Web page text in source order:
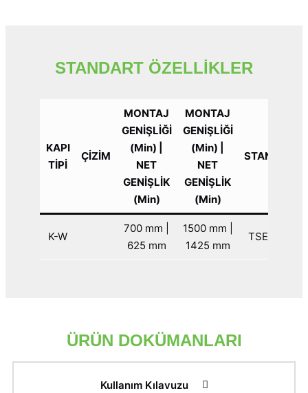
STANDART ÖZELLİKLER
KAPI
TİPİ
ÇİZİM
MONTAJ
GENİŞLİĞİ
(Min) |
NET
GENİŞLİK
(Min)
MONTAJ
GENİŞLİĞİ
(Min) |
NET
GENİŞLİK
(Min)
STANDART
K-W
700 mm |
625 mm
1500 mm |
1425 mm
TSEK 525
ÜRÜN DOKÜMANLARI
Kullanım Kılavuzu